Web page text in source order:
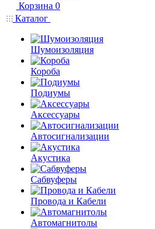
Корзина 0
Каталог
Шумоизоляция
Короба
Подиумы
Аксессуары
Автосигнализации
Акустика
Сабвуферы
Провода и Кабели
Автомагнитолы